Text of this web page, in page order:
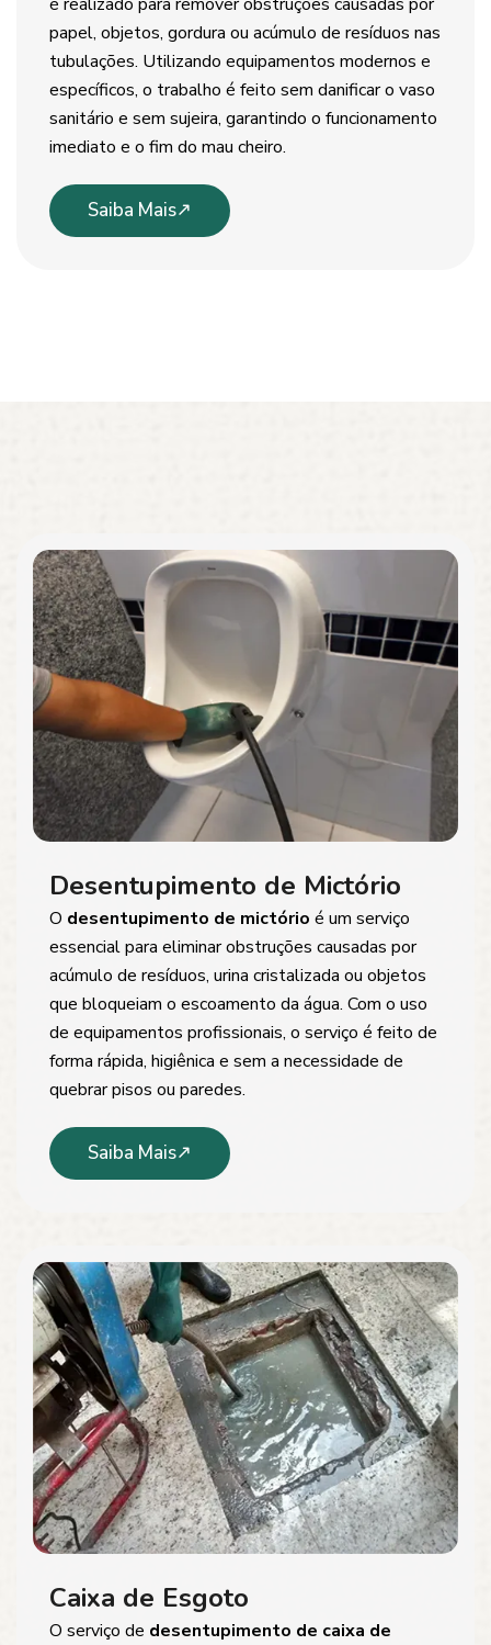
papel, objetos, gordura ou acúmulo de resíduos nas
tubulações. Utilizando equipamentos modernos e
específicos, o trabalho é feito sem danificar o vaso
sanitário e sem sujeira, garantindo o funcionamento
imediato e o fim do mau cheiro.
Saiba Mais
Desentupimento de Mictório
O desentupimento de mictório é um serviço
essencial para eliminar obstruções causadas por
acúmulo de resíduos, urina cristalizada ou objetos
que bloqueiam o escoamento da água. Com o uso
de equipamentos profissionais, o serviço é feito de
forma rápida, higiênica e sem a necessidade de
quebrar pisos ou paredes.
Saiba Mais
Caixa de Esgoto
O serviço de desentupimento de caixa de